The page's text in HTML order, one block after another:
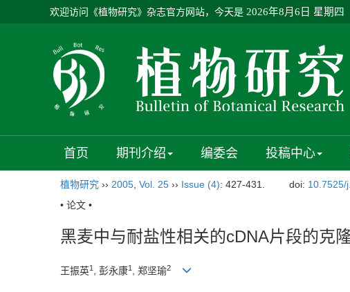
欢迎访问《植物研究》杂志官方网站，今天是 2026年8月6日 星期四
首页 期刊介绍 编委会 投稿中心
植物研究 ›› 2005 Vol. 25 ›› Issue (4): 427-431. doi: 10.7525/
• 论文 •
黑麦中与耐盐性相关的cDNA片段的克
王振英1 , 彭永康1 , 郑坚瑜2